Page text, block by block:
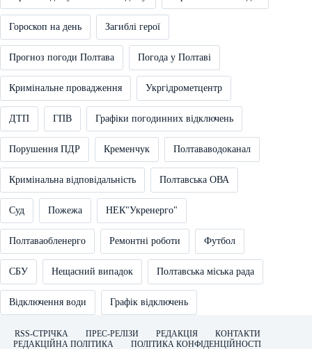
Гороскоп на день Загиблі герої
Прогноз погоди Полтава Погода у Полтаві
Кримінальне провадження Укргідрометцентр
ДТП ГПВ Графіки погодинних відключень
Порушення ПДР Кременчук Полтававодоканал
Кримінальна відповідальність Полтавська ОВА
Суд Пожежа НЕК"Укренерго"
Полтаваобленерго Ремонтні роботи Футбол
СБУ Нещасний випадок Полтавська міська рада
Відключення води Графік відключень
RSS-СТРІЧКА ПРЕС-РЕЛІЗИ РЕДАКЦІЯ
КОНТАКТИ
РЕДАКЦІЙНА ПОЛІТИКА
ПОЛІТИКА КОНФІДЕНЦІЙНОСТІ